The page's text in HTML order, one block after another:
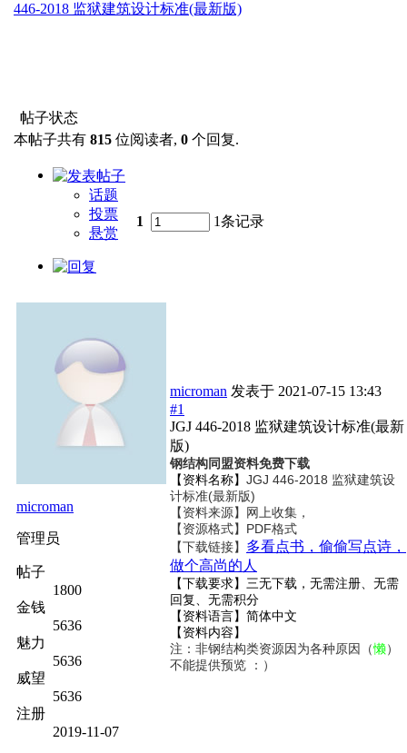
446-2018 监狱建筑设计标准(最新版)
帖子状态
本帖子共有 815 位阅读者, 0 个回复.
话题
投票
悬赏
1 1条记录
microman
管理员
帖子
1800
金钱
5636
魅力
5636
威望
5636
注册
2019-11-07
microman 发表于 2021-07-15 13:43
#1
JGJ 446-2018 监狱建筑设计标准(最新
版)
钢结构同盟资料免费下载
【资料名称】 JGJ 446-2018 监狱建筑设
计标准(最新版)
【资料来源】网上收集，
【资源格式】PDF格式
【下载链接】 多看点书，偷偷写点诗，
做个高尚的人
【下载要求】三无下载，无需注册、无需
回复、无需积分
【资料语言】简体中文
【资料内容】
注：非钢结构类资源因为各种原因（懒）
不能提供预览 ：）